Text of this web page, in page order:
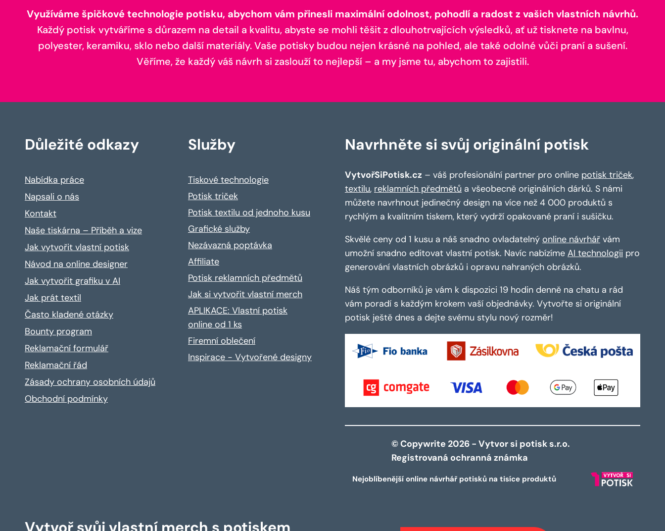
Využíváme špičkové technologie potisku, abychom vám přinesli maximální odolnost, pohodlí a radost z vašich vlastních návrhů.
Každý potisk vytváříme s důrazem na detail a kvalitu, abyste se mohli těšit z dlouhotrvajících výsledků, ať už tisknete na bavlnu,
polyester, keramiku, sklo nebo další materiály. Vaše potisky budou nejen krásné na pohled, ale také odolné vůči praní a sušení.
Věříme, že každý váš návrh si zaslouží to nejlepší – a my jsme tu, abychom to zajistili.
Důležité odkazy
Nabídka práce
Napsali o nás
Kontakt
Naše tiskárna – Příběh a vize
Jak vytvořit vlastní potisk
Návod na online designer
Jak vytvořit grafiku v AI
Jak prát textil
Často kladené otázky
Bounty program
Reklamační formulář
Reklamační řád
Zásady ochrany osobních údajů
Obchodní podmínky
Služby
Tiskové technologie
Potisk triček
Potisk textilu od jednoho kusu
Grafické služby
Nezávazná poptávka
Affiliate
Potisk reklamních předmětů
Jak si vytvořit vlastní merch
APLIKACE: Vlastní potisk
online od 1 ks
Firemní oblečení
Inspirace - Vytvořené designy
Navrhněte si svůj originální potisk
VytvořSiPotisk.cz – váš profesionální partner pro online potisk triček,
textilu, reklamních předmětů a všeobecně originálních dárků. S námi
můžete navrhnout jedinečný design na více než 4 000 produktů s
rychlým a kvalitním tiskem, který vydrží opakované praní i sušičku.
Skvělé ceny od 1 kusu a náš snadno ovladatelný online návrhář vám
umožní snadno editovat vlastní potisk. Navíc nabízíme AI technologii pro
generování vlastních obrázků i opravu nahraných obrázků.
Náš tým odborníků je vám k dispozici 19 hodin denně na chatu a rád
vám poradí s každým krokem vaší objednávky. Vytvořte si originální
potisk ještě dnes a dejte svému stylu nový rozměr!
© Copywrite 2026 - Vytvor si potisk s.r.o.
Registrovaná ochranná známka
Nejoblíbenější online návrhář potisků na tisíce produktů